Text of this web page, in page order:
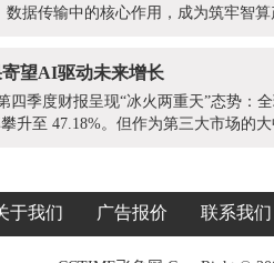
据传输中的核心作用，成为筑牢智算
望AI驱动未来增长
四季度财报呈现“冰火两重天”态势：
升至 47.18%。但作为第三大市场的大
于我们 广告报价 联系我们